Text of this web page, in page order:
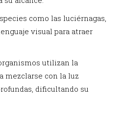
como las luciérnagas,
visual para atraer
utilizan la
mezclarse con la luz
dificultando su